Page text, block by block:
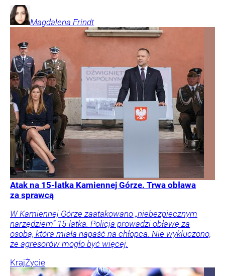
Magdalena Frindt
Atak na 15-latka Kamiennej Górze. Trwa obława
za sprawcą
W Kamiennej Górze zaatakowano „niebezpiecznym
narzędziem” 15-latka. Policja prowadzi obławę za
osobą, która miała napaść na chłopca. Nie wykluczono,
że agresorów mogło być więcej.
KrajŻycie